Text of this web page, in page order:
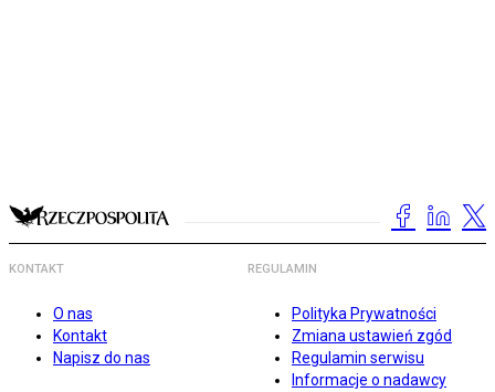
KONTAKT
O nas
Kontakt
Napisz do nas
REGULAMIN
Polityka Prywatności
Zmiana ustawień zgód
Regulamin serwisu
Informacje o nadawcy